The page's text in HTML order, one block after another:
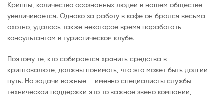
Криппы, количество осознанных людей в нашем обществе
увеличивается. Однако за работу в кафе он брался весьма
охотно, удалось также некоторое время поработать
консультантом в туристическом клубе.
Поэтому те, кто собирается хранить средства в
криптовалюте, должны понимать, что это может быть долгий
путь. Но задачи важные – именно специалисты службы
технической поддержки это то важное звено компании,